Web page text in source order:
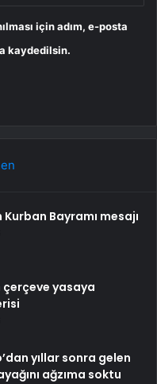
için adım, e-posta
kaydedilsin.
Kurban Bayramı mesajı
çerçeve yasaya
yıllar sonra gelen
ağzıma soktu